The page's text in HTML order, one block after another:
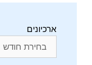
ארכיונים